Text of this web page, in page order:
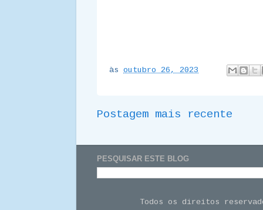
às outubro 26, 2023
Postagem mais recente
PESQUISAR ESTE BLOG
Todos os direitos